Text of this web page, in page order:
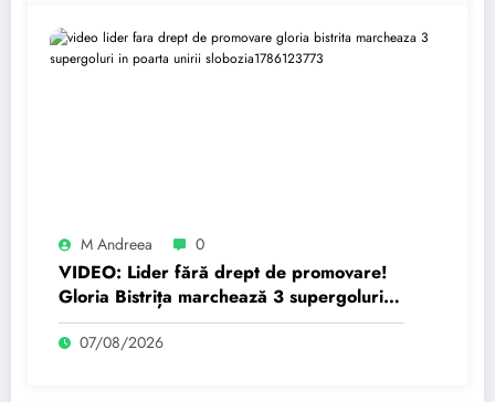
M Andreea 0
VIDEO: Lider fără drept de promovare!
Gloria Bistrița marchează 3 supergoluri în
poarta Unirii Slobozia
07/08/2026